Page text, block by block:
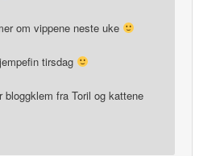
om vippene neste uke
tirsdag
bloggklem fra Toril og kattene